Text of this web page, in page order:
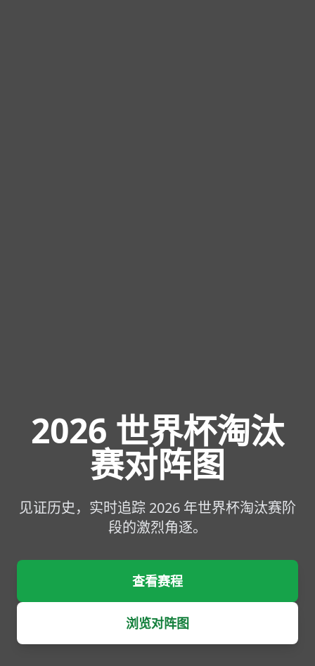
2026 世界杯淘汰
赛对阵图
见证历史，实时追踪 2026 年世界杯淘汰赛阶
段的激烈角逐。
查看赛程
浏览对阵图